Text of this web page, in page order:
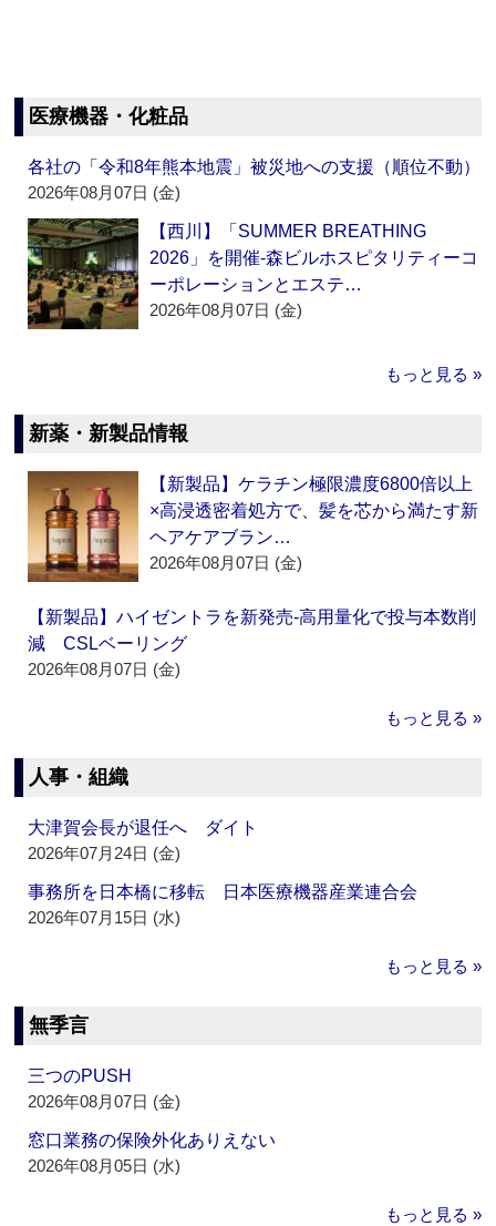
医療機器・化粧品
各社の「令和8年熊本地震」被災地への支援（順位不動）
2026年08月07日 (金)
【西川】「SUMMER BREATHING
2026」を開催‐森ビルホスピタリティーコ
ーポレーションとエステ…
2026年08月07日 (金)
もっと見る »
新薬・新製品情報
【新製品】ケラチン極限濃度6800倍以上
×高浸透密着処方で、髪を芯から満たす新
ヘアケアブラン…
2026年08月07日 (金)
【新製品】ハイゼントラを新発売‐高用量化で投与本数削
減 CSLベーリング
2026年08月07日 (金)
もっと見る »
人事・組織
大津賀会長が退任へ ダイト
2026年07月24日 (金)
事務所を日本橋に移転 日本医療機器産業連合会
2026年07月15日 (水)
もっと見る »
無季言
三つのPUSH
2026年08月07日 (金)
窓口業務の保険外化ありえない
2026年08月05日 (水)
もっと見る »